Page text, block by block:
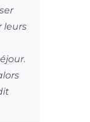
leurs